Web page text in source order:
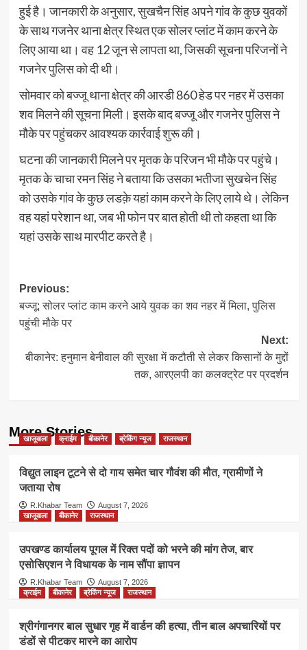
हुई है। जानकारी के अनुसार, सुखचैन सिंह अपने गांव के कुछ युवकों
के साथ गजनेर थाना क्षेत्र स्थित एक सोलर प्लांट में काम करने के
लिए आया था। वह 12 जून से लापता था, जिसकी सूचना परिजनों ने
गजनेर पुलिस को दी थी।
सोमवार को बज्जू थाना क्षेत्र की आरडी 860 हेड पर नहर में उसका
शव मिलने की सूचना मिली। इसके बाद बज्जू और गजनेर पुलिस ने
मौके पर पहुंचकर आवश्यक कार्रवाई शुरू की।
घटना की जानकारी मिलने पर मृतक के परिजन भी मौके पर पहुंचे।
मृतक के चाचा रमन सिंह ने बताया कि उसका भतीजा सुखचेन सिंह
को उसके गांव के कुछ लडक़े यहां काम करने के लिए लाये थे। लेकिन
वह यहां परेशान था, जब भी फोन पर बात होती थी तो कहता था कि
यहां उसके साथ मारपीट करते है।
Post
navigation
Previous:
बज्जू: सोलर प्लांट काम करने आये युवक का शव नहर में मिला, पुलिस
पहुंची मौके पर
Next:
बीकानेर: हनुमान बेनीवाल की सुरक्षा में कटौती से लेकर किसानों के मुद्दों
तक, आरएलपी का कलक्ट्रेट पर प्रदर्शन
More Stories
खाजूवाला क्राईम बीकानेर ब्रेकिंग न्यूज राजस्थान
विद्युत लाइन टूटने से दो गाय समेत चार गौवंश की मौत, ग्रामीणों ने
जताया रोष
R.Khabar Team
August 7, 2026
खाजूवाला
बीकानेर राजस्थान
उपखण्ड कार्यालय पूगल में रिक्त पदों को भरने की मांग तेज, बार
एसोसिएशन ने विधायक के नाम सौंपा ज्ञापन
R.Khabar Team
August 7, 2026
क्राईम
बीकानेर ब्रेकिंग न्यूज राजस्थान
श्रीगंगानगर बाल सुधार गृह में वार्डन की हत्या, तीन बाल अपचारियों पर
डंडों से पीटकर मारने का आरोप